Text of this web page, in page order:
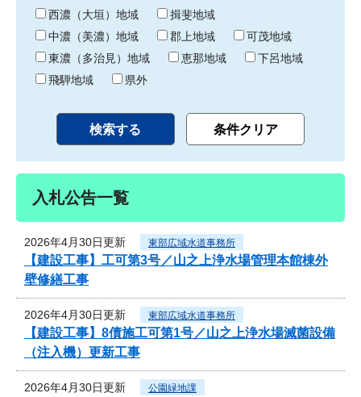
り 西濃（大垣）地域
揖斐地域
中濃（美濃）地域
郡上地域
可茂地域
東濃（多治見）地域
恵那地域
下呂地域
飛騨地域
県外
入札公告一覧
2026年4月30日更新 東部広域水道事務所
【建設工事】工可第3号／山之上浄水場管理本館棟外
壁修繕工事
2026年4月30日更新 東部広域水道事務所
【建設工事】8債施工可第1号／山之上浄水場滅菌設備
（注入機）更新工事
2026年4月30日更新 公園緑地課